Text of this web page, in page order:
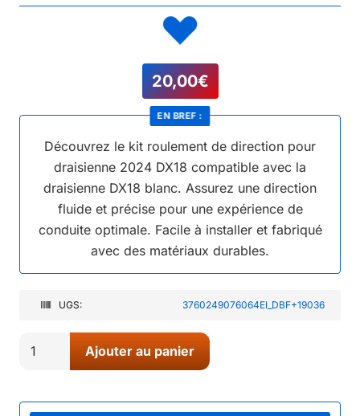
20,00€
Découvrez le kit roulement de direction pour
draisienne 2024 DX18 compatible avec la
draisienne DX18 blanc. Assurez une direction
fluide et précise pour une expérience de
conduite optimale. Facile à installer et fabriqué
avec des matériaux durables.
EN BREF :
UGS: 3760249076064EI_DBF+19036
KIT
Ajouter au panier